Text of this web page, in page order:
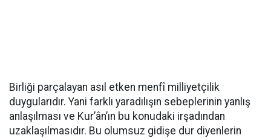
Birliği parçalayan asıl etken menfî milliyetçilik
duygularıdır. Yani farklı yaradılışın sebeplerinin yanlış
anlaşılması ve Kur’ân’ın bu konudaki irşadından
uzaklaşılmasıdır. Bu olumsuz gidişe dur diyenlerin